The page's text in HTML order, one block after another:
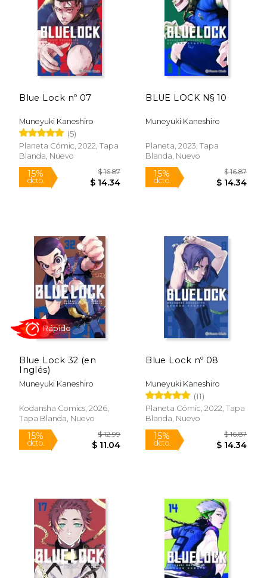
$ 14.34
Blue Lock nº 07
Muneyuki Kaneshiro
(5)
Planeta Cómic, 2022, Tapa
Blanda, Nuevo
15%
dcto. $ 14.34
BLUE LOCK N§ 10
Muneyuki Kaneshiro
Planeta, 2023, Tapa
Blanda, Nuevo
15%
dcto.
Blue Lock 32 (en
Inglés)
Muneyuki Kaneshiro
Kodansha Comics, 2026,
Tapa Blanda, Nuevo
Blue Lock nº 08
Muneyuki Kaneshiro
(11)
Planeta Cómic, 2022, Tapa
Blanda, Nuevo